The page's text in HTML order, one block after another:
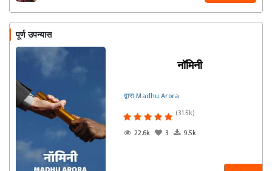
पूर्ण उपन्यास
नॉमिनी
द्वारा Madhu Arora
(31.5k)
22.6k
3 9.5k